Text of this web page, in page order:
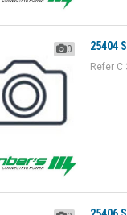
0 25404
Refer C